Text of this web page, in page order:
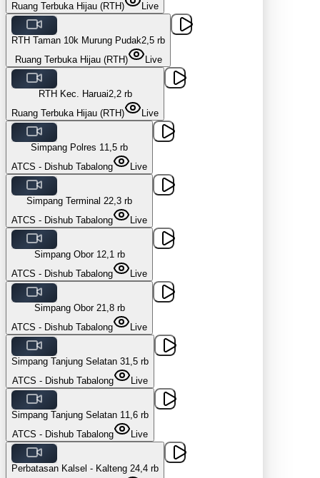
Ruang Terbuka Hijau (RTH)
Live
RTH Taman 10k Murung Pudak2,5 rb
Ruang Terbuka Hijau (RTH)
Live
RTH Kec. Haruai2,2 rb
Ruang Terbuka Hijau (RTH)
Live
Simpang Polres 11,5 rb
ATCS - Dishub Tabalong
Live
Simpang Terminal 22,3 rb
ATCS - Dishub Tabalong
Live
Simpang Obor 12,1 rb
ATCS - Dishub Tabalong
Live
Simpang Obor 21,8 rb
ATCS - Dishub Tabalong
Live
Simpang Tanjung Selatan 31,5 rb
ATCS - Dishub Tabalong
Live
Simpang Tanjung Selatan 11,6 rb
ATCS - Dishub Tabalong
Live
Perbatasan Kalsel - Kalteng 24,4 rb